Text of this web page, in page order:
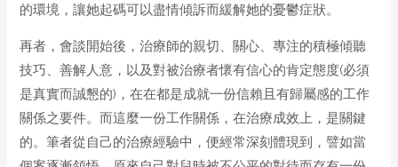
的環境，讓她起碼可以盡情傾訴而緩解她的憂鬱症狀。
再者，會談開始後，治療師的親切、關心、專注的積極傾聽
技巧、善解人意，以及對被治療者懷有信心的肯定態度(必須
是真實而誠懇的)，在在都是成就一份信賴且有歸屬感的工作
關係之要件。而這麼一份工作關係，在治療成效上，是關鍵
的。筆者從自己的治療經驗中，便經常深刻體現到，譬如當